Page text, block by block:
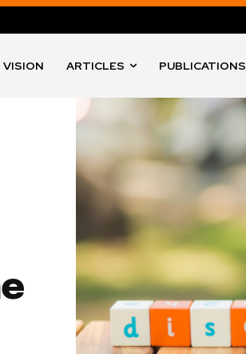
VISION ARTICLES PUBLICATIONS